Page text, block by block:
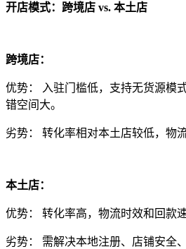
开店模式：跨境店 vs. 本土店
跨境店：
优势： 入驻门槛低，支持无货源模
错空间大。
劣势： 转化率相对本土店较低，物
本土店：
优势： 转化率高，物流时效和回款
劣势： 需解决本地注册、店铺安全